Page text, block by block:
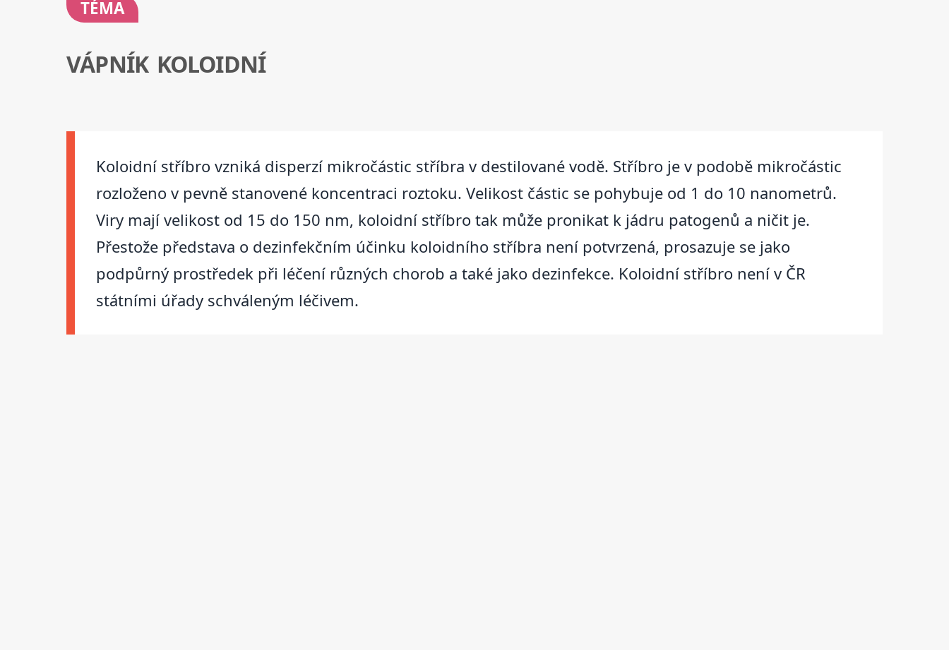
TÉMA
VÁPNÍK KOLOIDNÍ
Koloidní stříbro vzniká disperzí mikročástic stříbra v destilované vodě. Stříbro je v podobě mikročástic
rozloženo v pevně stanovené koncentraci roztoku. Velikost částic se pohybuje od 1 do 10 nanometrů.
Viry mají velikost od 15 do 150 nm, koloidní stříbro tak může pronikat k jádru patogenů a ničit je.
Přestože představa o dezinfekčním účinku koloidního stříbra není potvrzená, prosazuje se jako
podpůrný prostředek při léčení různých chorob a také jako dezinfekce. Koloidní stříbro není v ČR
státními úřady schváleným léčivem.